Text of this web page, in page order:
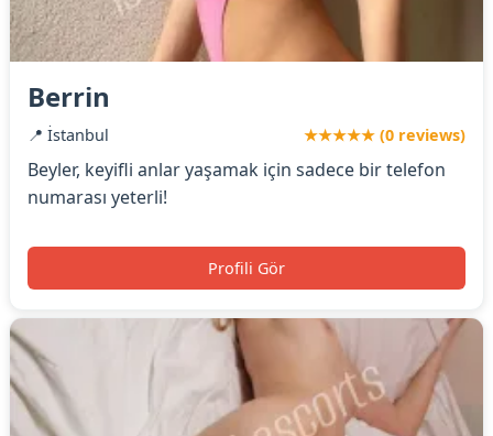
Berrin
📍 İstanbul ★★★★★ (0 reviews)
Beyler, keyifli anlar yaşamak için sadece bir telefon
numarası yeterli!
Profili Gör